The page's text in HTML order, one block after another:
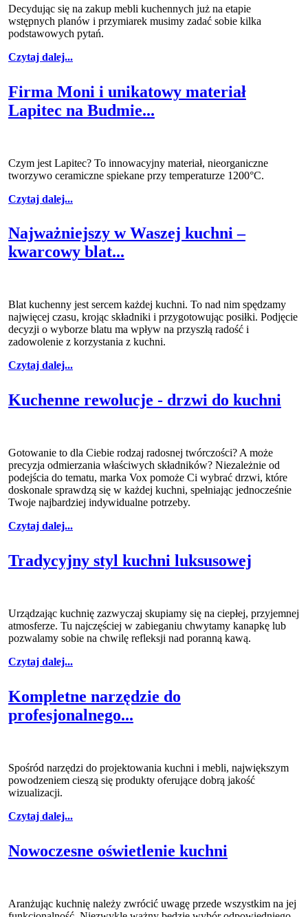
Decydując się na zakup mebli kuchennych już na etapie
wstępnych planów i przymiarek musimy zadać sobie kilka
podstawowych pytań.
Czytaj dalej...
Firma Moni i unikatowy materiał
Lapitec na Budmie...
Czym jest Lapitec? To innowacyjny materiał, nieorganiczne
tworzywo ceramiczne spiekane przy temperaturze 1200°C.
Czytaj dalej...
Najważniejszy w Waszej kuchni –
kwarcowy blat...
Blat kuchenny jest sercem każdej kuchni. To nad nim spędzamy
najwięcej czasu, krojąc składniki i przygotowując posiłki. Podjęcie
decyzji o wyborze blatu ma wpływ na przyszłą radość i
zadowolenie z korzystania z kuchni.
Czytaj dalej...
Kuchenne rewolucje - drzwi do kuchni
Gotowanie to dla Ciebie rodzaj radosnej twórczości? A może
precyzja odmierzania właściwych składników? Niezależnie od
podejścia do tematu, marka Vox pomoże Ci wybrać drzwi, które
doskonale sprawdzą się w każdej kuchni, spełniając jednocześnie
Twoje najbardziej indywidualne potrzeby.
Czytaj dalej...
Tradycyjny styl kuchni luksusowej
Urządzając kuchnię zazwyczaj skupiamy się na ciepłej, przyjemnej
atmosferze. Tu najczęściej w zabieganiu chwytamy kanapkę lub
pozwalamy sobie na chwilę refleksji nad poranną kawą.
Czytaj dalej...
Kompletne narzędzie do
profesjonalnego...
Spośród narzędzi do projektowania kuchni i mebli, największym
powodzeniem cieszą się produkty oferujące dobrą jakość
wizualizacji.
Czytaj dalej...
Nowoczesne oświetlenie kuchni
Aranżując kuchnię należy zwrócić uwagę przede wszystkim na jej